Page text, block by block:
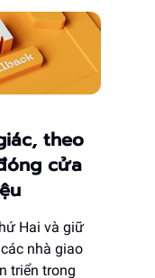
theo
cửa
Hai và giữ
nhà giao
triển trong